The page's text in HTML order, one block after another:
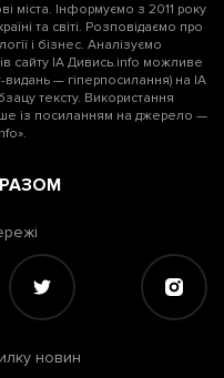
міста. Інформуємо з 2011 року
та світі. Розповідаємо про
і бізнес. Аналізуємо
сайту ІА Дивись.info можливе
— гіперпосилання) на ІА
тексту. Використання
із посиланням на джерело —
новин